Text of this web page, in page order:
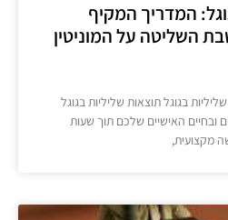
המדריך המקיף
השליטה על המוניטין
בגוגל תוצאות שליליות בגוגל
ובחיים האישיים שלכם תוך שעות
מקצועית,